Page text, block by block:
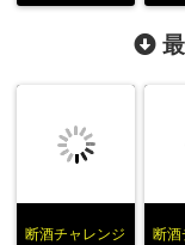
最
断酒チャレンジ
断酒